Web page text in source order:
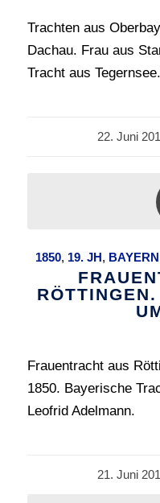
Trachten aus
Dachau. Frau aus
Tracht aus Tegernsee.
22. Juni
/
1850, 19. JH, BAYERN
Frauentracht aus
1850. Bayerische
Leofrid Adelmann.
21. Juni
/